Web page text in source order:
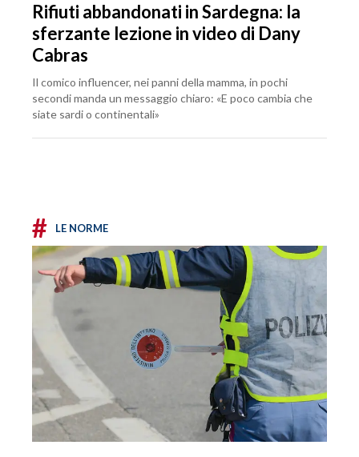
Rifiuti abbandonati in Sardegna: la
sferzante lezione in video di Dany
Cabras
Il comico influencer, nei panni della mamma, in pochi
secondi manda un messaggio chiaro: «E poco cambia che
siate sardi o continentali»
# LE NORME